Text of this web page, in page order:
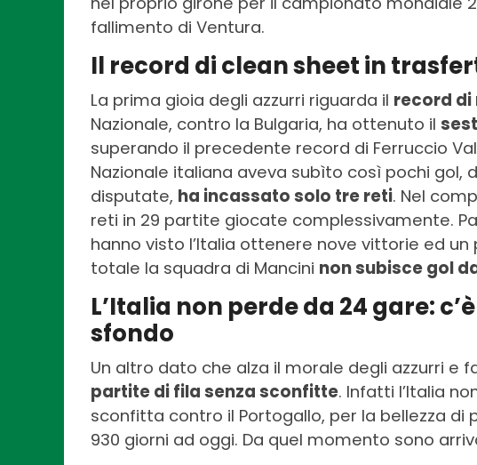
fallimento di Ventura.
Il record di clean sheet in
La prima gioia degli azzurri riguarda il record di
Nazionale, contro la Bulgaria, ha ottenuto il
superando il precedente record di Ferruccio
Nazionale italiana aveva subìto così pochi gol,
disputate, ha incassato solo tre reti. Nel
reti in 29 partite giocate complessivamente.
hanno visto l’Italia ottenere nove vittorie ed un
totale la squadra di Mancini non subisce gol
L’Italia non perde da 24 gare:
sfondo
Un altro dato che alza il morale degli azzurri e
partite di fila senza sconfitte. Infatti l’Italia
sconfitta contro il Portogallo, per la bellezza di
930 giorni ad oggi. Da quel momento sono